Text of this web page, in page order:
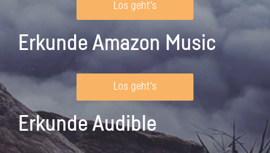
Los geht's
Erkunde Amazon Music
Los geht's
Erkunde Audible